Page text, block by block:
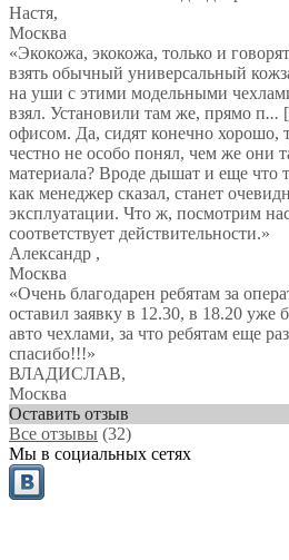
Настя,
Москва
«Экокожа, экокожа, только и
взять обычный универсальный
на уши с этими модельными
взял. Установили там же, прямо п...
офисом. Да, сидят конечно хорошо,
честно не особо понял, чем же они
материала? Вроде дышат и еще что
как менеджер сказал, станет
эксплуатации. Что ж, посмотрим
соответствует действительности.»
Александр ,
Москва
«Очень благодарен ребятам за
оставил заявку в 12.30, в 18.20 уже
авто чехлами, за что ребятам еще
спасибо!!!»
ВЛАДИСЛАВ,
Москва
Оставить отзыв
Все отзывы (32)
Мы в социальных сетях